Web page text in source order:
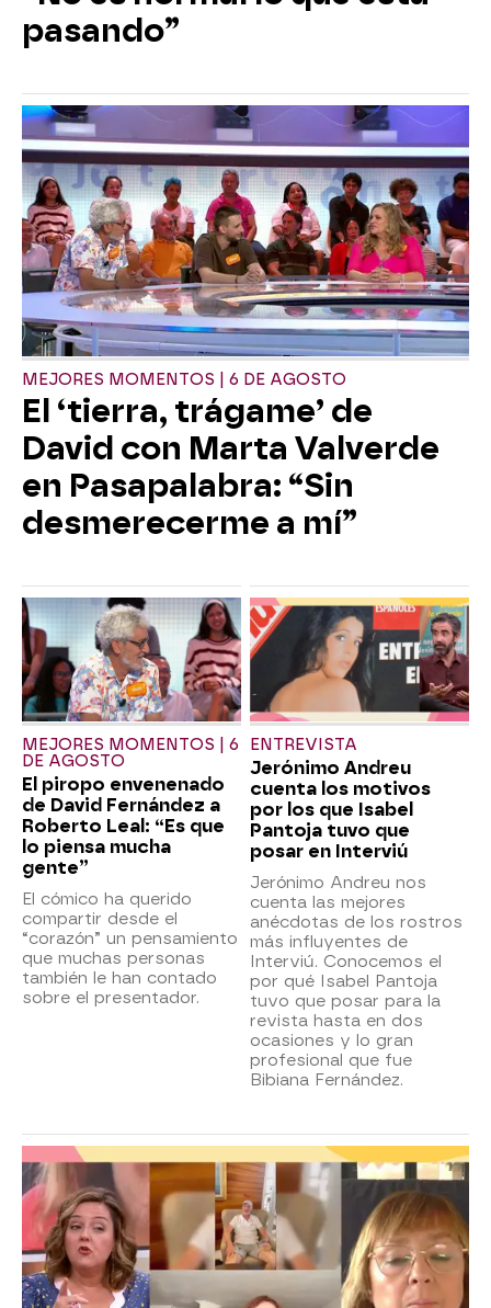
pasando”
MEJORES MOMENTOS | 6 DE AGOSTO
El ‘tierra, trágame’ de
David con Marta Valverde
en Pasapalabra: “Sin
desmerecerme a mí”
MEJORES MOMENTOS | 6
DE AGOSTO
El piropo envenenado
de David Fernández a
Roberto Leal: “Es que
lo piensa mucha
gente”
El cómico ha querido
compartir desde el
“corazón” un pensamiento
que muchas personas
también le han contado
sobre el presentador.
ENTREVISTA
Jerónimo Andreu
cuenta los motivos
por los que Isabel
Pantoja tuvo que
posar en Interviú
Jerónimo Andreu nos
cuenta las mejores
anécdotas de los rostros
más influyentes de
Interviú. Conocemos el
por qué Isabel Pantoja
tuvo que posar para la
revista hasta en dos
ocasiones y lo gran
profesional que fue
Bibiana Fernández.